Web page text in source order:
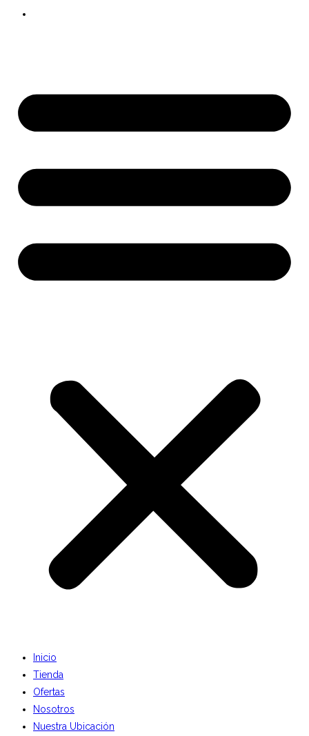
Inicio
Tienda
Ofertas
Nosotros
Nuestra Ubicación